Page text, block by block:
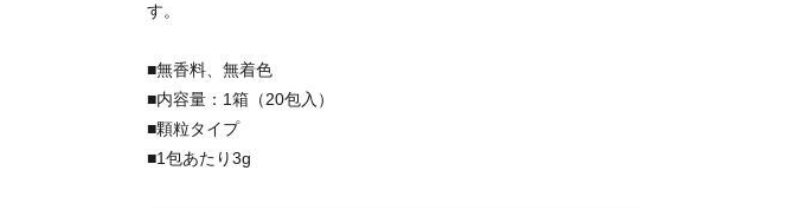
す。
■無香料、無着色
■内容量：1箱（20包入）
■顆粒タイプ
■1包あたり3g